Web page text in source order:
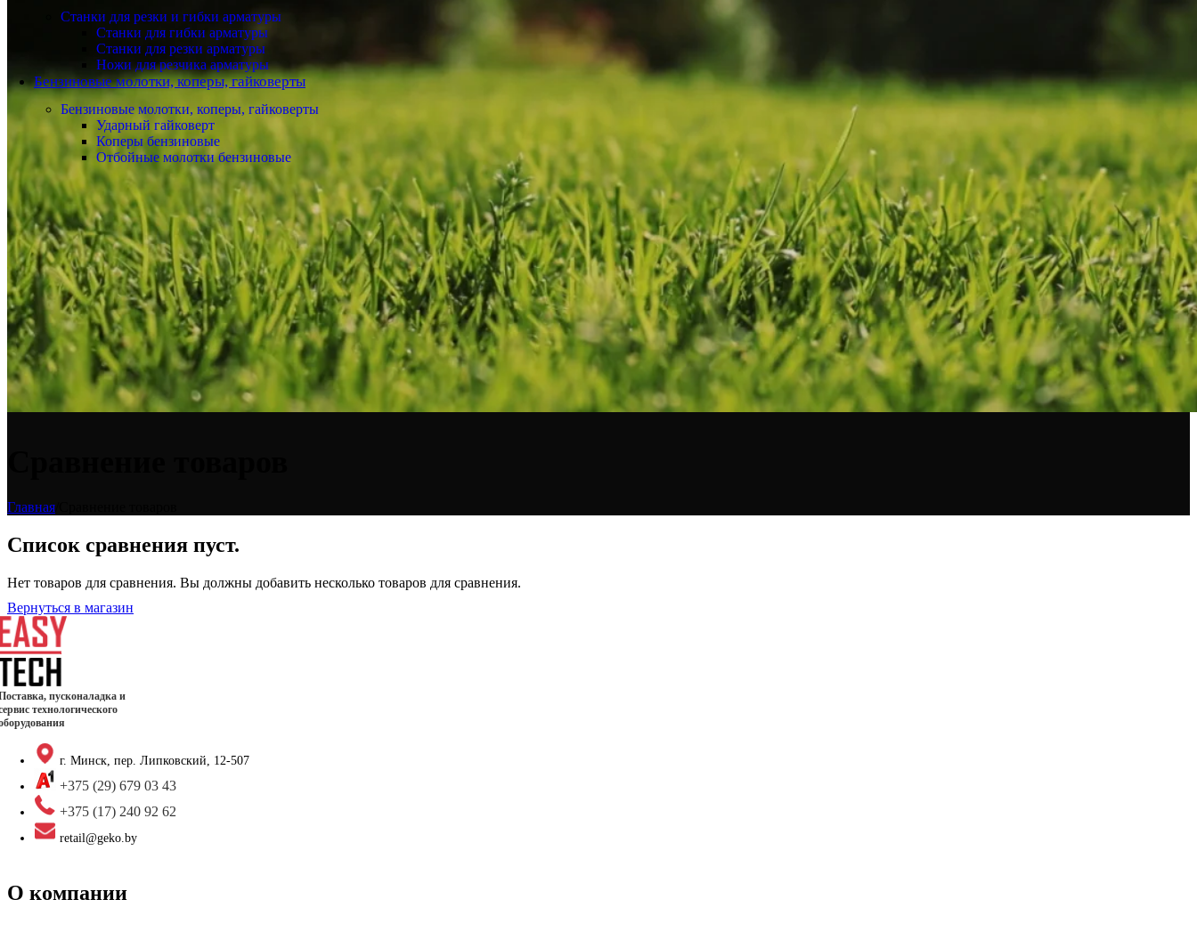
Станки для резки и гибки арматуры
Станки для гибки арматуры
Станки для резки арматуры
Ножи для резчика арматуры
Бензиновые молотки, коперы, гайковерты
Бензиновые молотки, коперы, гайковерты
Ударный гайковерт
Коперы бензиновые
Отбойные молотки бензиновые
Главная
Список сравнения пуст.
Нет товаров для сравнения. Вы должны добавить несколько товаров для сравнения.
Вернуться в магазин
пусконаладка и
технологического
г. Минск, пер. Липковский, 12-507
+375 (29) 679 03 43
+375 (17) 240 92 62
retail@geko.by
О компании